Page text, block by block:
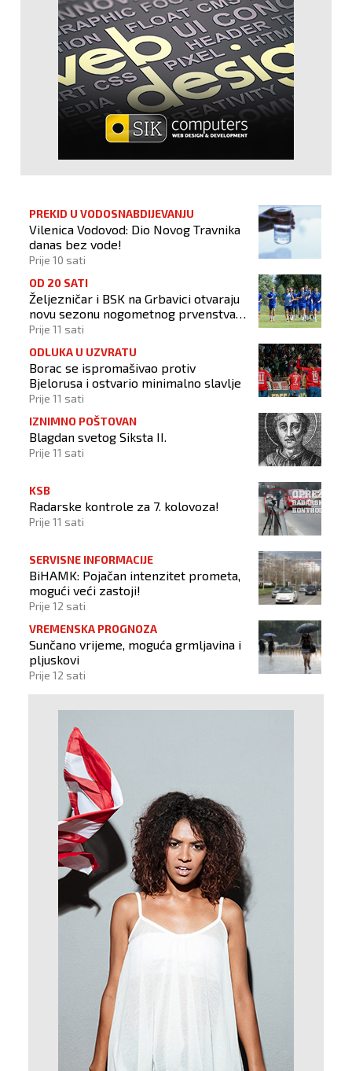
PREKID U VODOSNABDIJEVANJU
Vilenica Vodovod: Dio Novog Travnika
danas bez vode!
Prije 10 sati
OD 20 SATI
Željezničar i BSK na Grbavici otvaraju
novu sezonu nogometnog prvenstva
BiH
Prije 11 sati
ODLUKA U UZVRATU
Borac se ispromašivao protiv
Bjelorusa i ostvario minimalno slavlje
Prije 11 sati
IZNIMNO POŠTOVAN
Blagdan svetog Siksta II.
Prije 11 sati
KSB
Radarske kontrole za 7. kolovoza!
Prije 11 sati
SERVISNE INFORMACIJE
BiHAMK: Pojačan intenzitet prometa,
mogući veći zastoji!
Prije 12 sati
VREMENSKA PROGNOZA
Sunčano vrijeme, moguća grmljavina i
pljuskovi
Prije 12 sati